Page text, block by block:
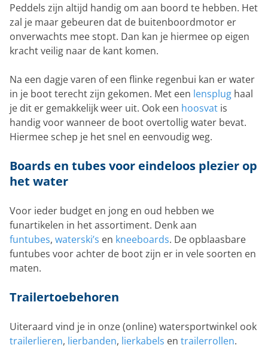
Peddels zijn altijd handig om aan boord te hebben. Het
zal je maar gebeuren dat de buitenboordmotor er
onverwachts mee stopt. Dan kan je hiermee op eigen
kracht veilig naar de kant komen.
Na een dagje varen of een flinke regenbui kan er water
in je boot terecht zijn gekomen. Met een lensplug haal
je dit er gemakkelijk weer uit. Ook een hoosvat is
handig voor wanneer de boot overtollig water bevat.
Hiermee schep je het snel en eenvoudig weg.
Boards en tubes voor eindeloos plezier op
het water
Voor ieder budget en jong en oud hebben we
funartikelen in het assortiment. Denk aan
funtubes, waterski’s en kneeboards. De opblaasbare
funtubes voor achter de boot zijn er in vele soorten en
maten.
Trailertoebehoren
Uiteraard vind je in onze (online) watersportwinkel ook
trailerlieren, lierbanden, lierkabels en trailerrollen.